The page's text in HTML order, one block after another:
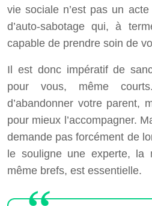
vie sociale n’est pas un acte
d’auto-sabotage qui, à
capable de prendre soin de
Il est donc impératif de
pour vous, même
d’abandonner votre parent,
pour mieux l’accompagner.
demande pas forcément de
le souligne une experte, la
même brefs, est essentielle.